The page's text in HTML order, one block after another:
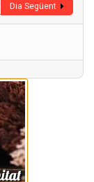
Dia Següent